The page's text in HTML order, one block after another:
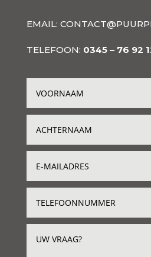
EMAIL:
TELEFOON: 0345 – 76 92